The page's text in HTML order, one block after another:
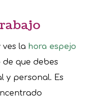
ves la hora espejo
que debes
y personal. Es